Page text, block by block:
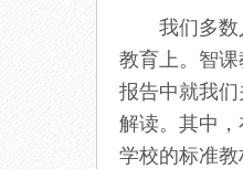
我们多数
教育上。智
报告中就我
解读。其中
学校的标准